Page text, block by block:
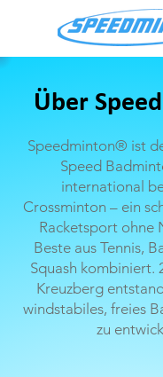
Über
Speedminton® ist
Speed
international
Crossminton – ein
Racketsport ohne
Beste aus Tennis,
Squash kombiniert.
Kreuzberg
windstabiles, freies
zu